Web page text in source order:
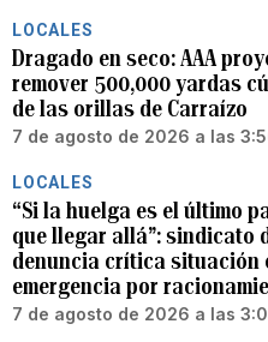
LOCALES
Dragado en seco: AAA
remover 500,000 yardas
de las orillas de Carraízo
7 de agosto de 2026 a las
LOCALES
“Si la huelga es el último
que llegar allá”: sindicato
denuncia crítica situación
emergencia por
7 de agosto de 2026 a las